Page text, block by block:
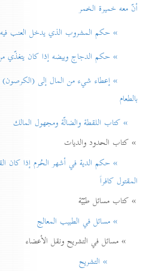
أنّ معه خميرة الخمر
» حكم المشروب الذي يدخل العنب فيه
» حكم الدجاج وبيضه إذا كان يتغذّي
» إعطاء شيء من المال إلی (الكرصون)
بالطعام
» كتاب اللقطة والضالّة ومجهول المالك
» كتاب الحدود والديات
» حكم الدية في أشهر الحُرم إذا كان
المقتول كافراً
» كتاب مسائل طبّيّة
» مسائل في الطبيب المعالج
» مسائل في التشريح ونقل الأعضاء
» التشريح